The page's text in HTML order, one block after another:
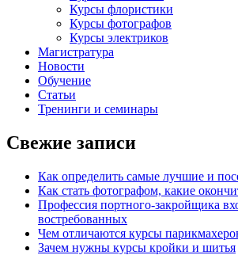
Курсы флористики
Курсы фотографов
Курсы электриков
Магистратура
Новости
Обучение
Статьи
Тренинги и семинары
Свежие записи
Как определить самые лучшие и
Как стать фотографом, какие
Профессия портного-закройщика
востребованных
Чем отличаются курсы
Зачем нужны курсы кройки и шитья